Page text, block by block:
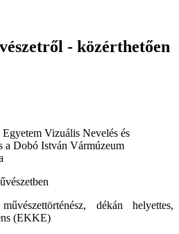
- közérthetően
Vizuális Nevelés és
a Dobó István Vármúzeum
dékán helyettes,
(EKKE)